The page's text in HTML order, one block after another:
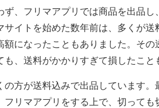
ず、フリマアプリでは商品を出品
サイトを始めた数年前は、多くが
額になったこともありました。そ
も、送料がかかりすぎて損したこと
の方が送料込みで出品しています
フリマアプリをする上で、切って